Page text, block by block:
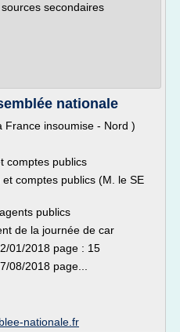
secondaires
nationale
France insoumise - Nord )
comptes publics
comptes publics (M. le SE
publics
de la journée de car
01/2018 page : 15
08/2018 page...
nationale.fr